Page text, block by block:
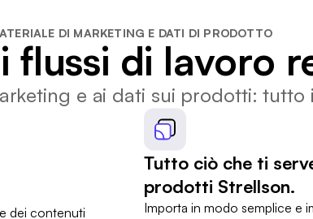
DI MARKETING E DATI DI PRODOTTO
flussi di lavoro
e ai dati sui prodotti: tutto
Tutto ciò che ti
prodotti Strellson.
Importa in modo semplice e